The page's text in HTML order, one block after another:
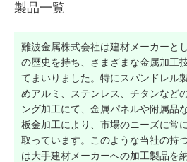
かたなび コ
すまいリング 設
Q＆A 販
お気に入り
製品一覧
難波金属株式会社は建材メーカーと
の歴史を持ち、さまざまな金属加工
てまいりました。特にスパンドレル
めアルミ、ステンレス、チタンなど
ング加工にて、金属パネルや附属品
板金加工により、市場のニーズに常
取っています。このような当社の持
は大手建材メーカーへの加工製品を